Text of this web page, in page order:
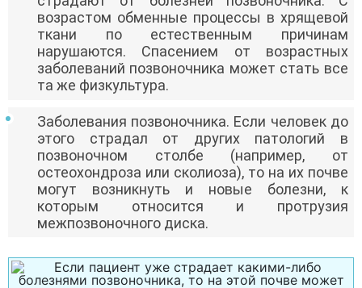
возрастом обменные процессы в хрящевой
ткани по естественным причинам
нарушаются. Спасением от возрастных
заболеваний позвоночника может стать все
та же физкультура.
Заболевания позвоночника. Если человек до
этого страдал от других патологий в
позвоночном столбе (например, от
остеохондроза или сколиоза), то на их почве
могут возникнуть и новые болезни, к
которым относится и протрузия
межпозвоночного диска.